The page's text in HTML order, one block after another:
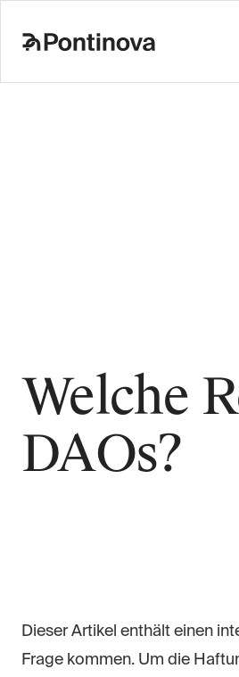
Welche
DAOs?
Dieser Artikel enthält einen
Frage kommen. Um die